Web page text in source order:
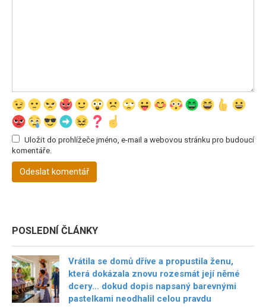
Uložit do prohlížeče jméno, e-mail a webovou stránku pro budoucí
komentáře.
POSLEDNÍ ČLÁNKY
Vrátila se domů dříve a propustila ženu,
která dokázala znovu rozesmát její němé
dcery… dokud dopis napsaný barevnými
pastelkami neodhalil celou pravdu